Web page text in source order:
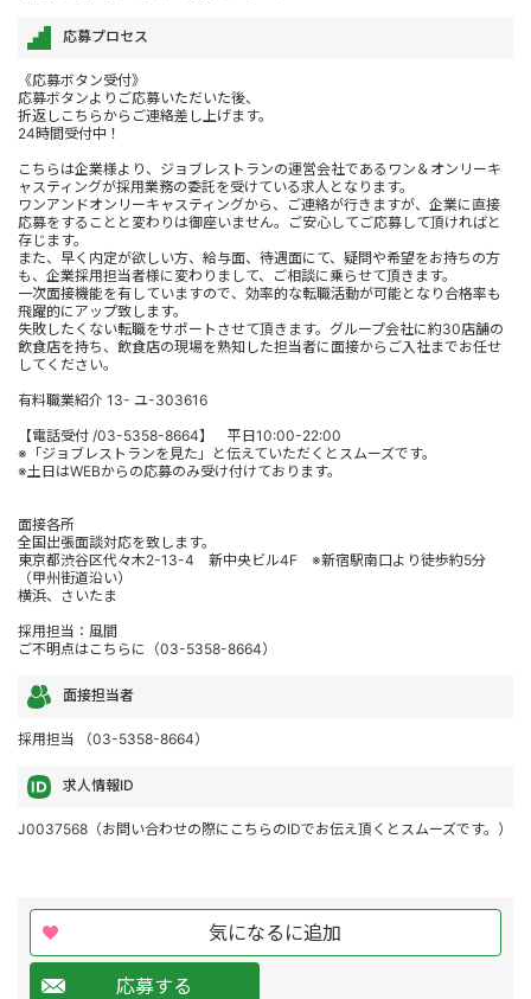
応募プロセス
《応募ボタン受付》
応募ボタンよりご応募いただいた後、
折返しこちらからご連絡差し上げます。
24時間受付中！
こちらは企業様より、ジョブレストランの運営会社であるワン＆オンリーキ
ャスティングが採用業務の委託を受けている求人となります。
ワンアンドオンリーキャスティングから、ご連絡が行きますが、企業に直接
応募をすることと変わりは御座いません。ご安心してご応募して頂ければと
存じます。
また、早く内定が欲しい方、給与面、待遇面にて、疑問や希望をお持ちの方
も、企業採用担当者様に変わりまして、ご相談に乗らせて頂きます。
一次面接機能を有していますので、効率的な転職活動が可能となり合格率も
飛躍的にアップ致します。
失敗したくない転職をサポートさせて頂きます。グループ会社に約30店舗の
飲食店を持ち、飲食店の現場を熟知した担当者に面接からご入社までお任せ
してください。
有料職業紹介 13- ユ-303616
【電話受付 /03-5358-8664】 平日10:00-22:00
※「ジョブレストランを見た」と伝えていただくとスムーズです。
※土日はWEBからの応募のみ受け付けております。
面接各所
全国出張面談対応を致します。
東京都渋谷区代々木2-13-4 新中央ビル4F ※新宿駅南口より徒歩約5分
（甲州街道沿い）
横浜、さいたま
採用担当：風間
ご不明点はこちらに（03-5358-8664）
面接担当者
採用担当 （03-5358-8664）
求人情報ID
J0037568（お問い合わせの際にこちらのIDでお伝え頂くとスムーズです。）
気になるに追加
応募する